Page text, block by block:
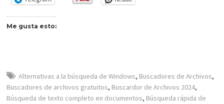
Me gusta esto:
Alternativas a la búsqueda de Windows, Buscadores de Archivos,
Buscadores de archivos gratuitos, Buscardor de Archivos 2024,
Búsqueda de texto completo en documentos, Búsqueda rápida de